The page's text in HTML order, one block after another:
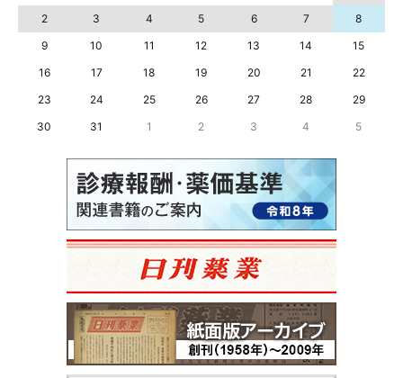
2
3 4 5 6 7
8
9
10 11 12 13 14
15
16
17 18 19 20 21
22
23
24 25 26 27 28
29
30
31 1 2 3 4 5